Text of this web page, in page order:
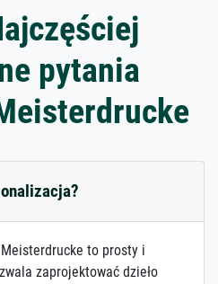
pytania
to prosty i
zaprojektować dzieło